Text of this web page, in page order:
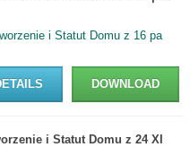
i Statut Domu z 16 pa
DOWNLOAD
i Statut Domu z 24 XI